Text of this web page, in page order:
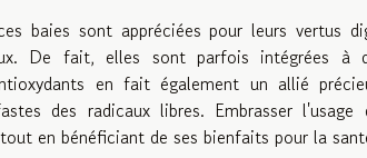
baies sont appréciées pour leurs vertus
De fait, elles sont parfois intégrées à
en fait également un allié
des radicaux libres. Embrasser
en bénéficiant de ses bienfaits pour la